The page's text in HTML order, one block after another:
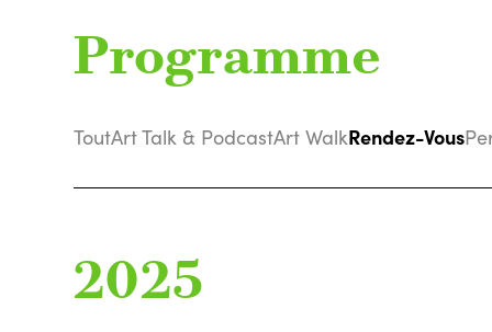
Programme
ToutArt Talk & PodcastArt WalkRendez-Vous
2025